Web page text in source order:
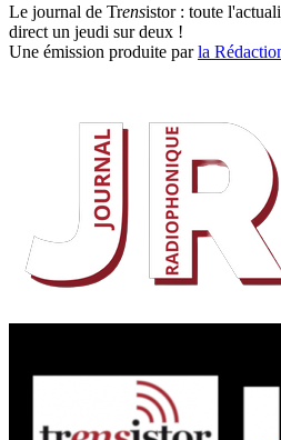
Le journal de Trensistor : toute
direct un jeudi sur deux !
Une émission produite parla